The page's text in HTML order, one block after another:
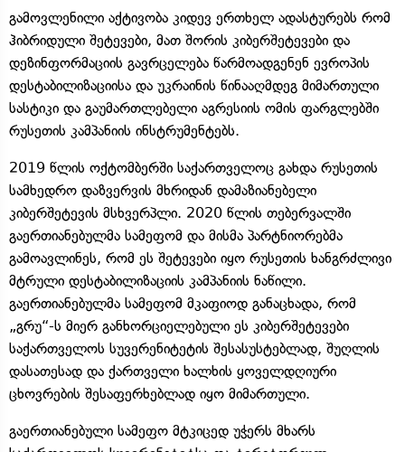
გამოვლენილი აქტივობა კიდევ ერთხელ ადასტურებს რომ
ჰიბრიდული შეტევები, მათ შორის კიბერშეტევები და
დეზინფორმაციის გავრცელება წარმოადგენენ ევროპის
დესტაბილიზაციისა და უკრაინის წინააღმდეგ მიმართული
სასტიკი და გაუმართლებელი აგრესიის ომის ფარგლებში
რუსეთის კამპანიის ინსტრუმენტებს.
2019 წლის ოქტომბერში საქართველოც გახდა რუსეთის
სამხედრო დაზვერვის მხრიდან დამაზიანებელი
კიბერშეტევის მსხვერპლი. 2020 წლის თებერვალში
გაერთიანებულმა სამეფომ და მისმა პარტნიორებმა
გამოავლინეს, რომ ეს შეტევები იყო რუსეთის ხანგრძლივი
მტრული დესტაბილიზაციის კამპანიის ნაწილი.
გაერთიანებულმა სამეფომ მკაფიოდ განაცხადა, რომ
„გრუ“-ს მიერ განხორციელებული ეს კიბერშეტევები
საქართველოს სუვერენიტეტის შესასუსტებლად, შუღლის
დასათესად და ქართველი ხალხის ყოველდღიური
ცხოვრების შესაფერხებლად იყო მიმართული.
გაერთიანებული სამეფო მტკიცედ უჭერს მხარს